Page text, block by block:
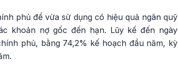
phủ để vừa sử dụng có hiệu quả ngân quỹ
khoản nợ gốc đến hạn. Lũy kế đến ngày
phủ, bằng 74,2% kế hoạch đầu năm, kỳ